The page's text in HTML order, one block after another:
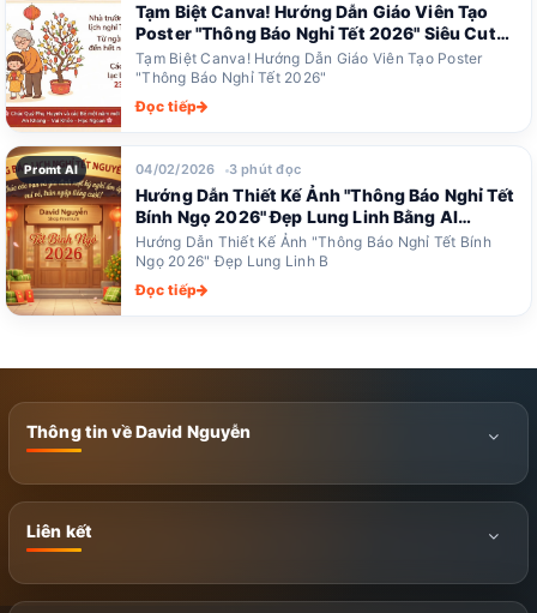
Tạm Biệt Canva! Hướng Dẫn Giáo Viên Tạo
Poster "Thông Báo Nghỉ Tết 2026" Siêu Cute
Chỉ Với 1 Câu Lệnh AI
Tạm Biệt Canva! Hướng Dẫn Giáo Viên Tạo Poster
"Thông Báo Nghỉ Tết 2026"
Đọc tiếp
Promt AI 04/02/2026 3 phút đọc
Hướng Dẫn Thiết Kế Ảnh "Thông Báo Nghỉ Tết
Bính Ngọ 2026" Đẹp Lung Linh Bằng AI
Gemini
Hướng Dẫn Thiết Kế Ảnh "Thông Báo Nghỉ Tết Bính
Ngọ 2026" Đẹp Lung Linh B
Đọc tiếp
Thông tin về David Nguyễn
Liên kết